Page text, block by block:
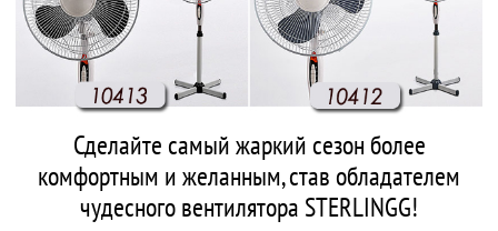
Сделайте самый жаркий сезон более
комфортным и желанным, став обладателем
чудесного вентилятора STERLINGG!